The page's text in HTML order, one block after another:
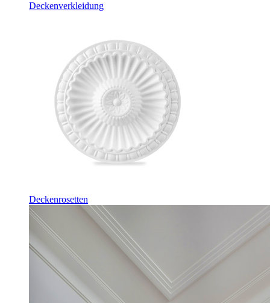
Deckenverkleidung
Deckenrosetten